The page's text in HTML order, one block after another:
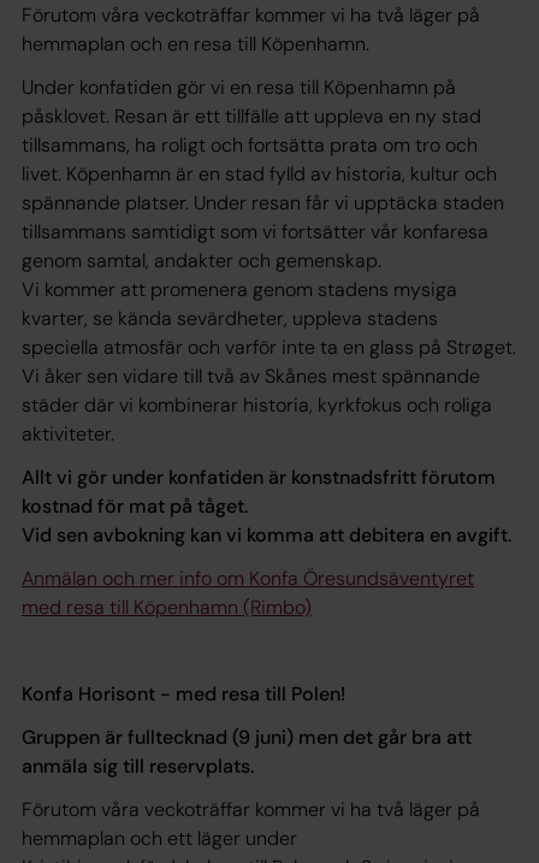
Förutom våra veckoträffar kommer vi ha två läger på
hemmaplan och en resa till Köpenhamn.
Under konfatiden gör vi en resa till Köpenhamn på
påsklovet. Resan är ett tillfälle att uppleva en ny stad
tillsammans, ha roligt och fortsätta prata om tro och
livet. Köpenhamn är en stad fylld av historia, kultur och
spännande platser. Under resan får vi upptäcka staden
tillsammans samtidigt som vi fortsätter vår konfaresa
genom samtal, andakter och gemenskap.
Vi kommer att promenera genom stadens mysiga
kvarter, se kända sevärdheter, uppleva stadens
speciella atmosfär och varför inte ta en glass på Strøget.
Vi åker sen vidare till två av Skånes mest spännande
städer där vi kombinerar historia, kyrkfokus och roliga
aktiviteter.
Allt vi gör under konfatiden är konstnadsfritt förutom
kostnad för mat på tåget.
Vid sen avbokning kan vi komma att debitera en avgift.
Anmälan och mer info om Konfa Öresundsäventyret
med resa till Köpenhamn (Rimbo)
Konfa Horisont - med resa till Polen!
Gruppen är fulltecknad (9 juni) men det går bra att
anmäla sig till reservplats.
Förutom våra veckoträffar kommer vi ha två läger på
hemmaplan och ett läger under